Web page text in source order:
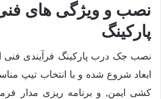
نصب و ویژگی های
پارکینگ
نصب جک درب پارکینگ فرآیندی
ابعاد شروع شده و با انتخاب تیپ
کشی ایمن, و برنامه ریزی مدار